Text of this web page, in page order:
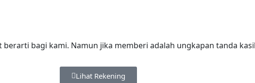
bagi kami. Namun jika memberi adalah ungkapan tanda
Lihat Rekening